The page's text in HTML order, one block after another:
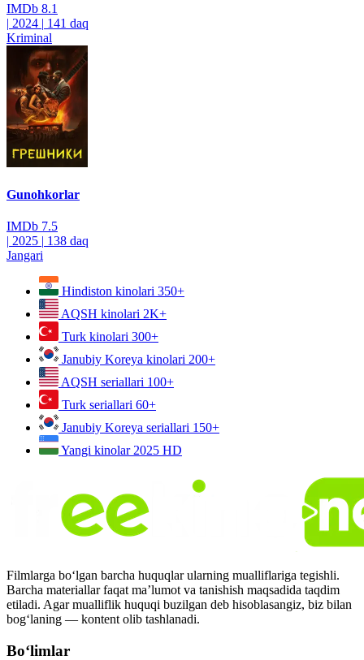
IMDb 8.1
| 2024 | 141 daq
Kriminal
Gunohkorlar
IMDb 7.5
| 2025 | 138 daq
Jangari
Hindiston kinolari 350+
AQSH kinolari 2K+
Turk kinolari 300+
Janubiy Koreya kinolari 200+
AQSH seriallari 100+
Turk seriallari 60+
Janubiy Koreya seriallari 150+
Yangi kinolar 2025 HD
Filmlarga bo‘lgan barcha huquqlar ularning mualliflariga tegishli.
Barcha materiallar faqat ma’lumot va tanishish maqsadida taqdim
etiladi. Agar mualliflik huquqi buzilgan deb hisoblasangiz, biz bilan
bog‘laning — kontent olib tashlanadi.
Bo‘limlar